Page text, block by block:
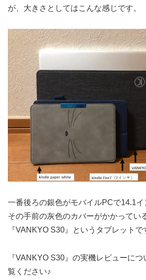
が、大きさとしてはこんな感じです。
一番後ろの銀色がモバイルPCで14.1イ
その手前の灰色のカバーがかかってい
『VANKYO S30』というタブレットで
『VANKYO S30』の実機レビューに
覧ください♪